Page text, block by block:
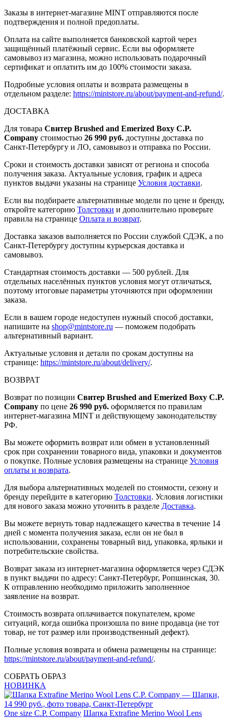
Заказы в интернет-магазине MINT отправляются после
подтверждения и полной предоплаты.
Оплата на сайте выполняется банковской картой через
защищённый платёжный сервис. Если вы оформляете
самовывоз из магазина, можно использовать подарочный
сертификат и оплатить им до 100% стоимости заказа.
Подробные условия оплаты и возврата размещены в
отдельном разделе: https://mintstore.ru/about/payment-and-refund/.
ДОСТАВКА
Для товара Свитер Brushed and Emerized Boxy C.P.
Company стоимостью 26 990 руб. доступны доставка по
Санкт-Петербургу и ЛО, самовывоз и отправка по России.
Сроки и стоимость доставки зависят от региона и способа
получения заказа. Актуальные условия, график и адреса
пунктов выдачи указаны на странице Условия доставки.
Если вы подбираете альтернативные модели по цене и бренду,
откройте категорию Толстовки и дополнительно проверьте
правила на странице Оплата и возврат.
Доставка заказов выполняется по России службой СДЭК, а по
Санкт-Петербургу доступны курьерская доставка и
самовывоз.
Стандартная стоимость доставки — 500 рублей. Для
отдельных населённых пунктов условия могут отличаться,
поэтому итоговые параметры уточняются при оформлении
заказа.
Если в вашем городе недоступен нужный способ доставки,
напишите на shop@mintstore.ru — поможем подобрать
альтернативный вариант.
Актуальные условия и детали по срокам доступны на
странице: https://mintstore.ru/about/delivery/.
ВОЗВРАТ
Возврат по позиции Свитер Brushed and Emerized Boxy C.P.
Company по цене 26 990 руб. оформляется по правилам
интернет-магазина MINT и действующему законодательству
РФ.
Вы можете оформить возврат или обмен в установленный
срок при сохранении товарного вида, упаковки и документов
о покупке. Полные условия размещены на странице Условия
оплаты и возврата.
Для выбора альтернативных моделей по стоимости, сезону и
бренду перейдите в категорию Толстовки. Условия логистики
для нового заказа можно уточнить в разделе Доставка.
Вы можете вернуть товар надлежащего качества в течение 14
дней с момента получения заказа, если он не был в
использовании, сохранены товарный вид, упаковка, ярлыки и
потребительские свойства.
Возврат заказа из интернет-магазина оформляется через СДЭК
в пункт выдачи по адресу: Санкт-Петербург, Ропшинская, 30.
К отправлению необходимо приложить заполненное
заявление на возврат.
Стоимость возврата оплачивается покупателем, кроме
ситуаций, когда ошибка произошла по вине продавца (не тот
товар, не тот размер или производственный дефект).
Полные условия возврата и обмена размещены на странице:
https://mintstore.ru/about/payment-and-refund/.
СОБРАТЬ ОБРАЗ
НОВИНКА
One size C.P. Company Шапка Extrafine Merino Wool Lens